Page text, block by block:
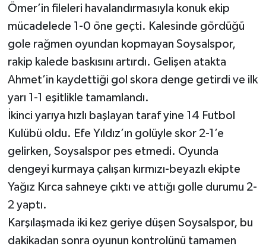
Ömer’in fileleri havalandırmasıyla konuk ekip
mücadelede 1-0 öne geçti. Kalesinde gördüğü
gole rağmen oyundan kopmayan Soysalspor,
rakip kalede baskısını artırdı. Gelişen atakta
Ahmet’in kaydettiği gol skora denge getirdi ve ilk
yarı 1-1 eşitlikle tamamlandı.
İkinci yarıya hızlı başlayan taraf yine 14 Futbol
Kulübü oldu. Efe Yıldız’ın golüyle skor 2-1’e
gelirken, Soysalspor pes etmedi. Oyunda
dengeyi kurmaya çalışan kırmızı-beyazlı ekipte
Yağız Kırca sahneye çıktı ve attığı golle durumu 2-
2 yaptı.
Karşılaşmada iki kez geriye düşen Soysalspor, bu
dakikadan sonra oyunun kontrolünü tamamen